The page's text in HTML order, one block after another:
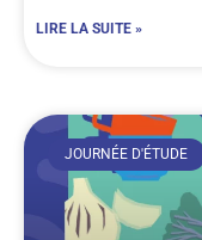
LIRE LA SUITE »
JOURNÉE D'ÉTUDE